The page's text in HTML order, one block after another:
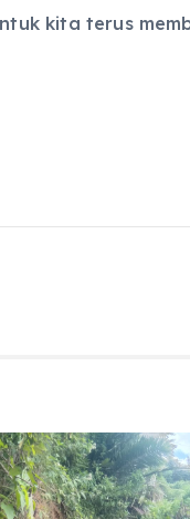
kita terus